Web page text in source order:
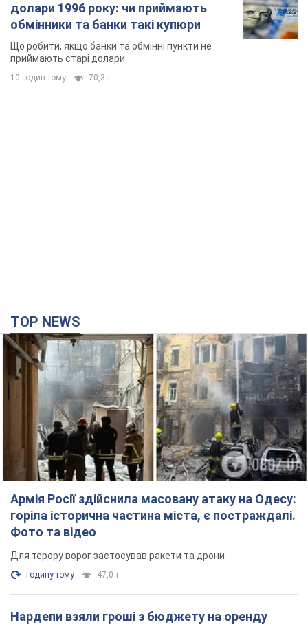
долари 1996 року: чи приймають
обмінники та банки такі купюри
Що робити, якщо банки та обмінні пункти не
приймають старі долари
10 годин тому 70,3 т.
TOP NEWS
Армія Росії здійснила масовану атаку на Одесу:
горіла історична частина міста, є постраждалі.
Фото та відео
Для терору ворог застосував ракети та дрони
годину тому 47,0 т.
Нардепи взяли гроші з бюджету на оренду